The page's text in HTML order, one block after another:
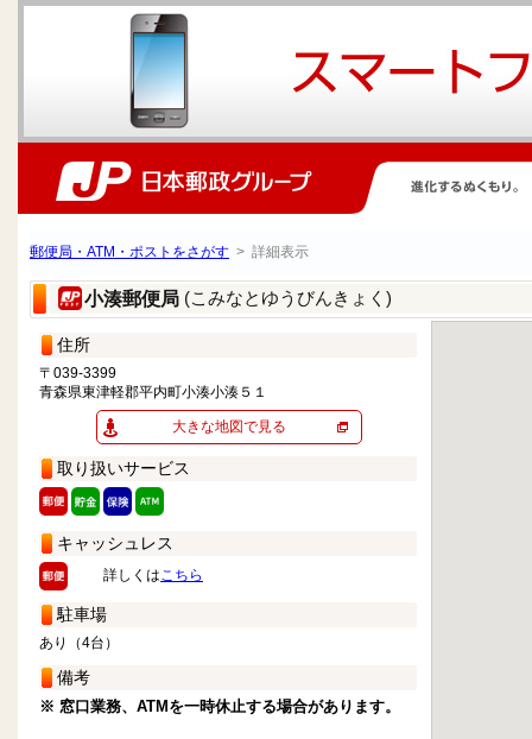
郵便局・ATM・ポストをさがす > 詳細表示
小湊郵便局 (こみなとゆうびんきょく)
住所
〒039-3399
青森県東津軽郡平内町小湊小湊５１
大きな地図で見る
取り扱いサービス
キャッシュレス
詳しくはこちら
駐車場
あり（4台）
備考
※ 窓口業務、ATMを一時休止する場合があります。